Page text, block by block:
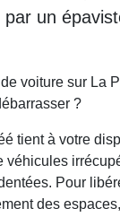
un
voiture sur La
?
tient à votre
véhicules
Pour
des